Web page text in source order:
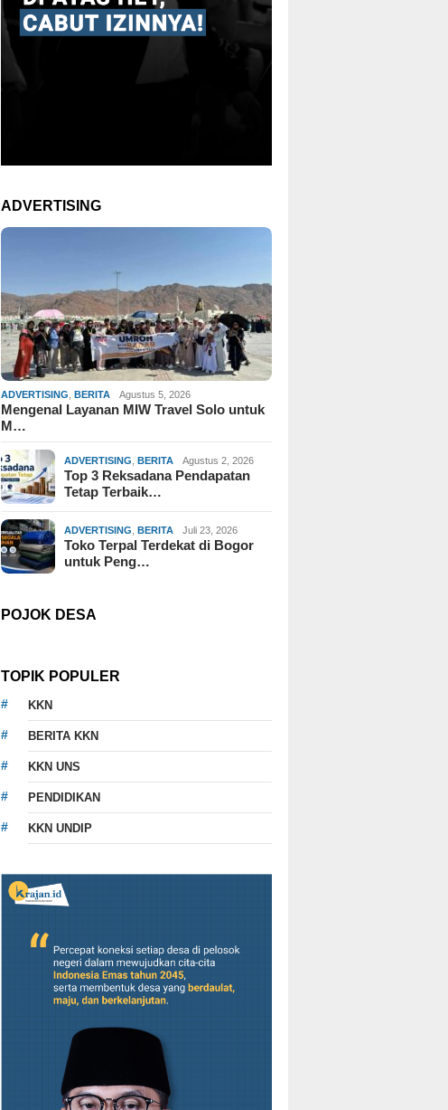
ADVERTISING
ADVERTISING ,BERITA Agustus 5, 2026
Mengenal Layanan MIW Travel Solo untuk
M…
ADVERTISING ,BERITA Agustus 2, 2026
Top 3 Reksadana Pendapatan
Tetap Terbaik…
ADVERTISING ,BERITA Juli 23, 2026
Toko Terpal Terdekat di Bogor
untuk Peng…
POJOK DESA
TOPIK POPULER
KKN
BERITA KKN
KKN UNS
PENDIDIKAN
KKN UNDIP